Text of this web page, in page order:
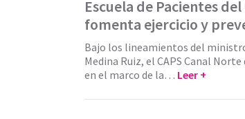
Escuela de Pacientes
fomenta ejercicio y
Bajo los lineamientos del
Medina Ruiz, el CAPS Canal
en el marco de la… Leer +